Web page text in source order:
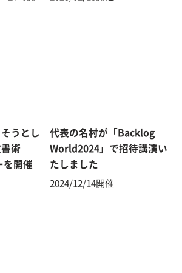
そうとし
術
を開催
2024/12/14開催
代表の名村が「Backlog
World2024」で招待講演い
たしました